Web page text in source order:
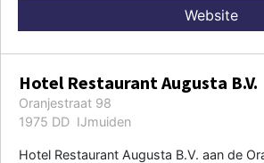
Website
Hotel Restaurant Augusta B.V.
Oranjestraat 98
1975 DD IJmuiden
Hotel Restaurant Augusta B.V. aan de